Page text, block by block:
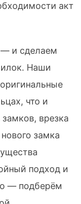
акт
и сделаем
Наши
что и
врезка
замка
подход и
— подберём